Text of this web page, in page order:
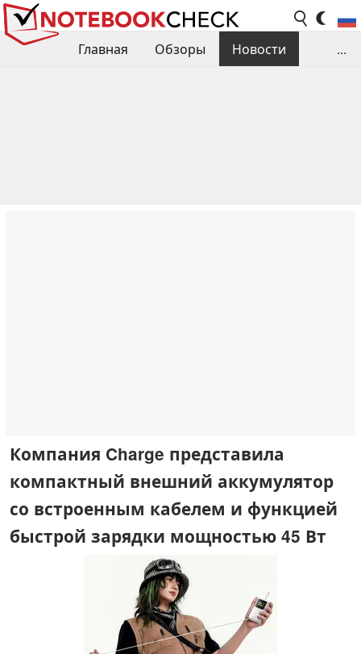
Главная Обзоры
Новости
...
Компания Charge представила
компактный внешний аккумулятор
со встроенным кабелем и функцией
быстрой зарядки мощностью 45 Вт